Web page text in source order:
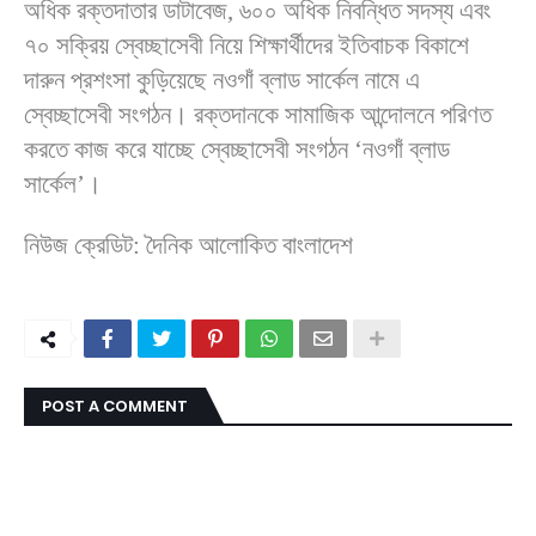
অধিক রক্তদাতার ডাটাবেজ, ৬০০ অধিক নিবন্ধিত সদস্য এবং
৭০ সক্রিয় স্বেচ্ছাসেবী নিয়ে শিক্ষার্থীদের ইতিবাচক বিকাশে
দারুন প্রশংসা কুড়িয়েছে নওগাঁ ব্লাড সার্কেল নামে এ
স্বেচ্ছাসেবী সংগঠন। রক্তদানকে সামাজিক আন্দোলনে পরিণত
করতে কাজ করে যাচ্ছে স্বেচ্ছাসেবী সংগঠন ‘নওগাঁ ব্লাড
সার্কেল’।
নিউজ ক্রেডিট: দৈনিক আলোকিত বাংলাদেশ
POST A COMMENT